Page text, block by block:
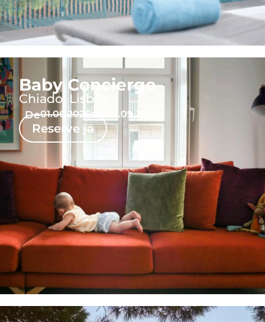
Baby Concierge
Chiado, Lisboa
Reserve já
De01.06.2026até 30.09.2026